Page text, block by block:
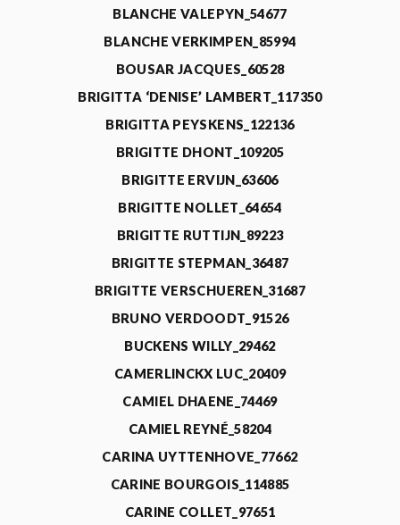
BLANCHE VALEPYN_54677
BLANCHE VERKIMPEN_85994
BOUSAR JACQUES_60528
BRIGITTA ‘DENISE’ LAMBERT_117350
BRIGITTA PEYSKENS_122136
BRIGITTE DHONT_109205
BRIGITTE ERVIJN_63606
BRIGITTE NOLLET_64654
BRIGITTE RUTTIJN_89223
BRIGITTE STEPMAN_36487
BRIGITTE VERSCHUEREN_31687
BRUNO VERDOODT_91526
BUCKENS WILLY_29462
CAMERLINCKX LUC_20409
CAMIEL DHAENE_74469
CAMIEL REYNÉ_58204
CARINA UYTTENHOVE_77662
CARINE BOURGOIS_114885
CARINE COLLET_97651